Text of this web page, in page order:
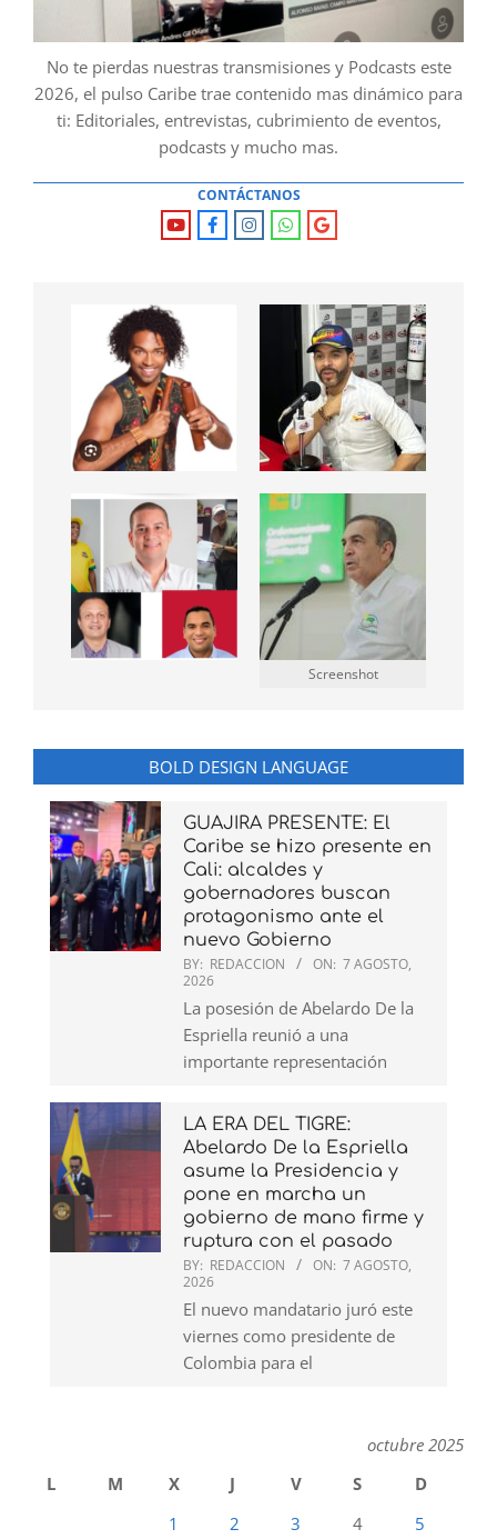
No te pierdas nuestras transmisiones y Podcasts este
2026, el pulso Caribe trae contenido mas dinámico para
ti: Editoriales, entrevistas, cubrimiento de eventos,
podcasts y mucho mas.
CONTÁCTANOS
Screenshot
BOLD DESIGN LANGUAGE
GUAJIRA PRESENTE: El
Caribe se hizo presente en
Cali: alcaldes y
gobernadores buscan
protagonismo ante el
nuevo Gobierno
BY: REDACCION ON: 7 AGOSTO,
2026
La posesión de Abelardo De la
Espriella reunió a una
importante representación
LA ERA DEL TIGRE:
Abelardo De la Espriella
asume la Presidencia y
pone en marcha un
gobierno de mano firme y
ruptura con el pasado
BY: REDACCION ON: 7 AGOSTO,
2026
El nuevo mandatario juró este
viernes como presidente de
Colombia para el
octubre 2025
L
M X J V S
D
1
2 3 4
5